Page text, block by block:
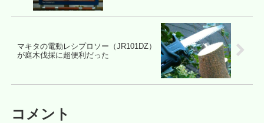
マキタの電動レシプロソー（JR101DZ）
が庭木伐採に超便利だった
コメント